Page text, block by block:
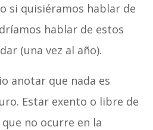
si quisiéramos hablar de
hablar de estos
(una vez al año).
anotar que nada es
Estar exento o libre de
no ocurre en la